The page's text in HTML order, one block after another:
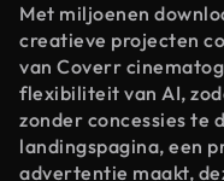
Met miljoenen
creatieve projecten
van Coverr
flexibiliteit van AI,
zonder concessies te
landingspagina, een
advertentie maakt,